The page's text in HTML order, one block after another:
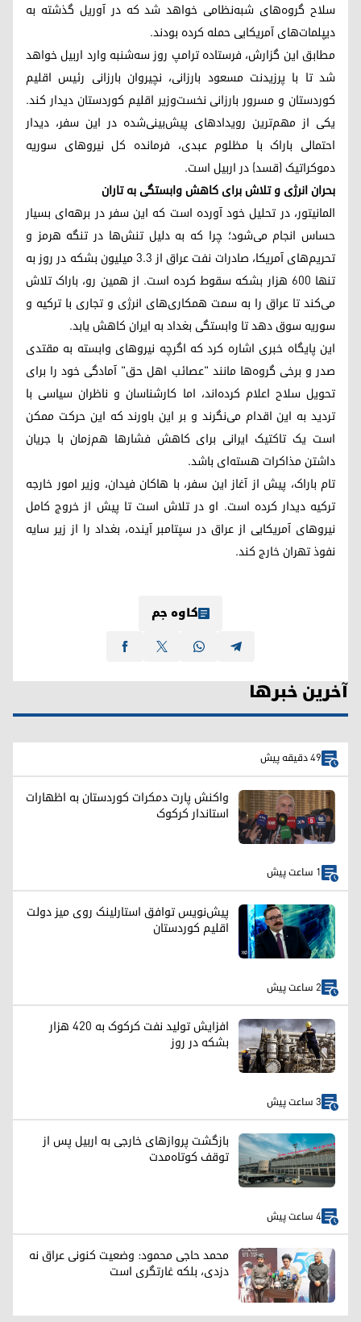
سلاح گروه‌های شبه‌نظامی خواهد شد که در آوریل گذشته به
دیپلمات‌های آمریکایی حمله کرده بودند.
مطابق این گزارش، فرستاده ترامپ روز سه‌شنبه وارد اربیل خواهد
شد تا با پرزیدنت مسعود بارزانی، نچیروان بارزانی رئیس اقلیم
کوردستان و مسرور بارزانی نخست‌وزیر اقلیم کوردستان دیدار کند.
یکی از مهم‌ترین رویدادهای پیش‌بینی‌شده در این سفر، دیدار
احتمالی باراک با مظلوم عبدی، فرمانده کل نیروهای سوریه
دموکراتیک (قسد) در اربیل است.
بحران انرژی و تلاش برای کاهش وابستگی به تاران
المانیتور، در تحلیل خود آورده است که این سفر در برهه‌ای بسیار
حساس انجام می‌شود؛ چرا که به دلیل تنش‌ها در تنگه هرمز و
تحریم‌های آمریکا، صادرات نفت عراق از ۳.۳ میلیون بشکه در روز به
تنها ۶۰۰ هزار بشکه سقوط کرده است. از همین رو، باراک تلاش
می‌کند تا عراق را به سمت همکاری‌های انرژی و تجاری با ترکیه و
سوریه سوق دهد تا وابستگی بغداد به ایران کاهش یابد.
این پایگاه خبری اشاره کرد که اگرچه نیروهای وابسته به مقتدی
صدر و برخی گروه‌ها مانند "عصائب اهل حق" آمادگی خود را برای
تحویل سلاح اعلام کرده‌اند، اما کارشناسان و ناظران سیاسی با
تردید به این اقدام می‌نگرند و بر این باورند که این حرکت ممکن
است یک تاکتیک ایرانی برای کاهش فشارها هم‌زمان با جریان
داشتن مذاکرات هسته‌ای باشد.
تام باراک، پیش از آغاز این سفر، با هاکان فیدان، وزیر امور خارجه
ترکیه دیدار کرده است. او در تلاش است تا پیش از خروج کامل
نیروهای آمریکایی از عراق در سپتامبر آینده، بغداد را از زیر سایه
نفوذ تهران خارج کند.
کاوە جم
آخرین خبرها
49 دقیقه پیش
واکنش پارت دمکرات کوردستان به اظهارات
استاندار کرکوک
1 ساعت پیش
پیش‌نویس توافق استارلینک روی میز دولت
اقلیم کوردستان
2 ساعت پیش
افزایش تولید نفت کرکوک به ۴۲۰ هزار
بشکه در روز
3 ساعت پیش
بازگشت پروازهای خارجی به اربیل پس از
توقف کوتاه‌مدت
4 ساعت پیش
محمد حاجی محمود: وضعیت کنونی عراق نه
دزدی، بلکه غارتگری است